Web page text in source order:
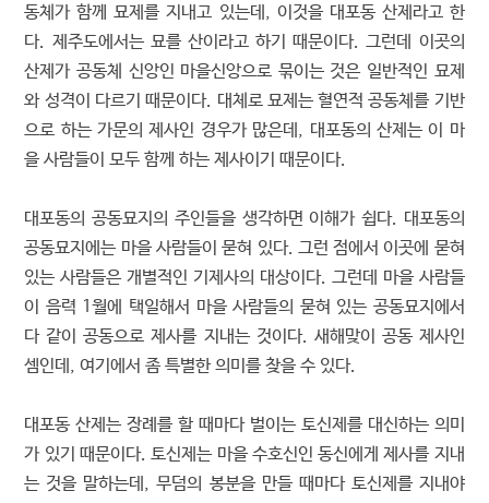
동체가 함께 묘제를 지내고 있는데, 이것을 대포동 산제라고 한
다. 제주도에서는 묘를 산이라고 하기 때문이다. 그런데 이곳의
산제가 공동체 신앙인 마을신앙으로 묶이는 것은 일반적인 묘제
와 성격이 다르기 때문이다. 대체로 묘제는 혈연적 공동체를 기반
으로 하는 가문의 제사인 경우가 많은데, 대포동의 산제는 이 마
을 사람들이 모두 함께 하는 제사이기 때문이다.
대포동의 공동묘지의 주인들을 생각하면 이해가 쉽다. 대포동의
공동묘지에는 마을 사람들이 묻혀 있다. 그런 점에서 이곳에 묻혀
있는 사람들은 개별적인 기제사의 대상이다. 그런데 마을 사람들
이 음력 1월에 택일해서 마을 사람들의 묻혀 있는 공동묘지에서
다 같이 공동으로 제사를 지내는 것이다. 새해맞이 공동 제사인
셈인데, 여기에서 좀 특별한 의미를 찾을 수 있다.
대포동 산제는 장례를 할 때마다 벌이는 토신제를 대신하는 의미
가 있기 때문이다. 토신제는 마을 수호신인 동신에게 제사를 지내
는 것을 말하는데, 무덤의 봉분을 만들 때마다 토신제를 지내야